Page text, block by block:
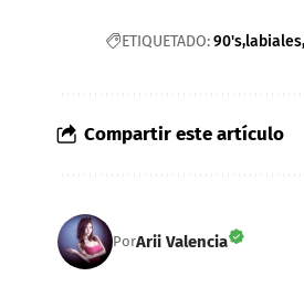
ETIQUETADO:90's labiales
Compartir este artículo
PorArii Valencia